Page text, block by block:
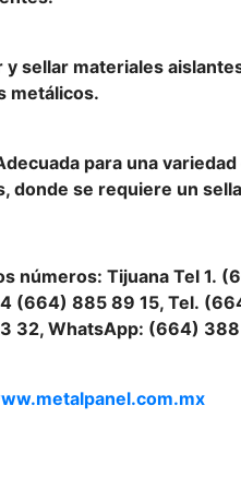
sellar materiales
metálicos.
para una
donde se requiere un
números: Tijuana Tel 1.
(664) 885 89 15, Tel.
32, WhatsApp: (664)